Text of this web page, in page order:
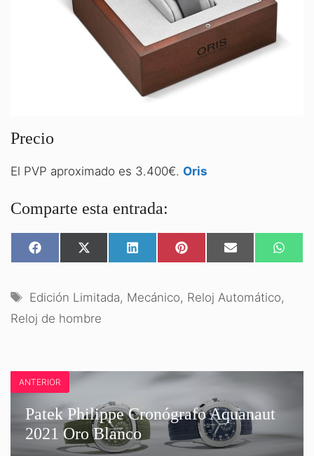
Precio
El PVP aproximado es 3.400€. Oris
Comparte esta entrada:
COMPARTIR
EN
COMPARTIR
EN
COMPARTIR
EN
COMPARTIR
EN
COMPARTIR
EN
EN
Etiquetas
Edición Limitada, Mecánico, Reloj Automático,
Reloj de hombre
ANTERIOR
Patek Philippe Cronógrafo Aquanaut
2021 Oro Blanco